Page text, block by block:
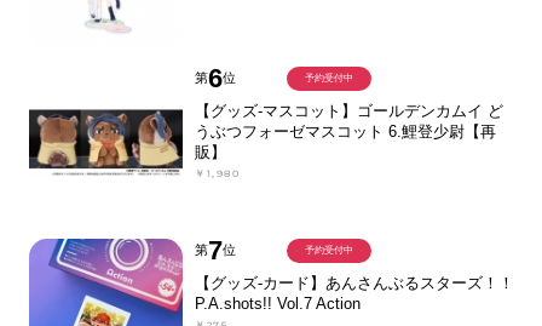
第6位
【グッズ-マスコット】ゴールデンカムイ ど
うぶつフォーゼマスコット 6.鯉登少尉【再
販】
￥1,980
予約受付中
第7位
【グッズ-カード】あんさんぶるスターズ！！
P.A.shots!! Vol.7 Action
予約受付中